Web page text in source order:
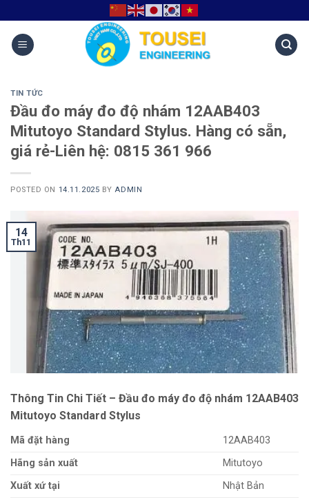
TIN TỨC
Đầu đo máy đo độ nhám 12AAB403
Mitutoyo Standard Stylus. Hàng có sẵn,
giá rẻ-Liên hệ: 0815 361 966
POSTED ON 14.11.2025 BY ADMIN
14
Th11
Thông Tin Chi Tiết – Đầu đo máy đo độ nhám 12AAB403
Mitutoyo Standard Stylus
Mã đặt hàng
12AAB403
Hãng sản xuất
Mitutoyo
Xuất xứ tại
Nhật Bản